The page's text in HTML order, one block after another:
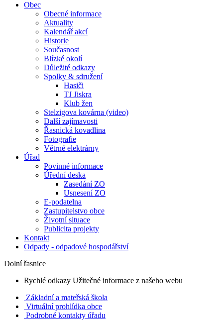
Obec
Obecné informace
Aktuality
Kalendář akcí
Historie
Současnost
Blízké okolí
Důležité odkazy
Spolky & sdružení
Hasiči
TJ Jiskra
Klub žen
Stelzigova kovárna (video)
Další zajímavosti
Řasnická kovadlina
Fotografie
Větrné elektrárny
Úřad
Povinné informace
Úřední deska
Zasedání ZO
Usnesení ZO
E-podatelna
Zastupitelstvo obce
Životní situace
Publicita projekty
Kontakt
Odpady - odpadové hospodářství
Dolní řasnice
Rychlé odkazy Užitečné informace z našeho webu
Základní a mateřská škola
Virtuální prohlídka obce
Podrobné kontakty úřadu